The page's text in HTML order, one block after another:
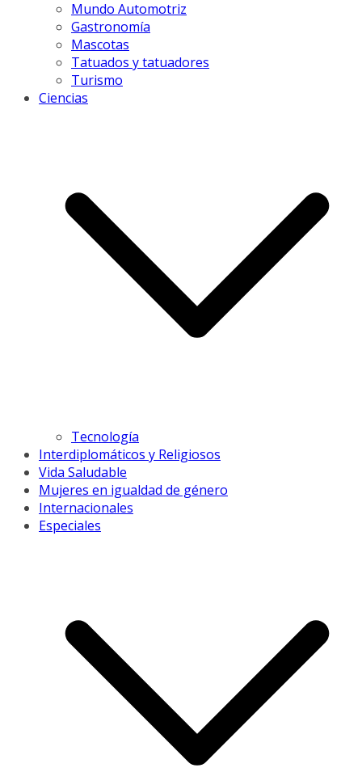
Mundo Automotriz
Gastronomía
Mascotas
Tatuados y tatuadores
Turismo
Ciencias
Tecnología
Interdiplomáticos y Religiosos
Vida Saludable
Mujeres en igualdad de género
Internacionales
Especiales